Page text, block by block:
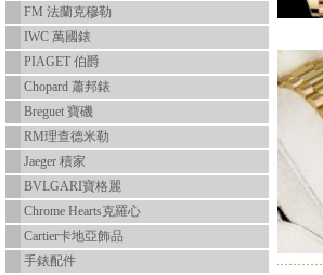
FM 法蘭克穆勒
IWC 萬國錶
PIAGET 伯爵
Chopard 蕭邦錶
Breguet 寶磯
RM理查德米勒
Jaeger 積家
BVLGARI寶格麗
Chrome Hearts克羅心
Cartier卡地亞飾品
手錶配件